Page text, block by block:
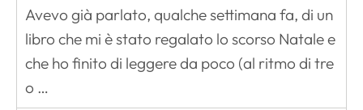
Avevo già parlato, qualche settimana fa, di un
libro che mi è stato regalato lo scorso Natale e
che ho finito di leggere da poco (al ritmo di tre
o …